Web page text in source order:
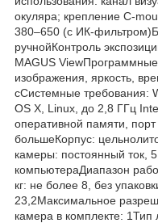
окуляра; крепление C-
380–650 (с ИК-
ручнойКонтроль
MAGUS
изображения, яркость,
сСистемные требования:
OS X, Linux, до 2,8 ГГц
оперативной памяти,
большеКорпус:
камеры: постоянный ток,
компьютераДиапазон
кг: не более 8, без
23,2Максимальное
камера в комплекте: